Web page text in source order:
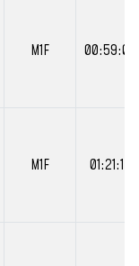
M1F 00:59:05
M1F 01:21:17